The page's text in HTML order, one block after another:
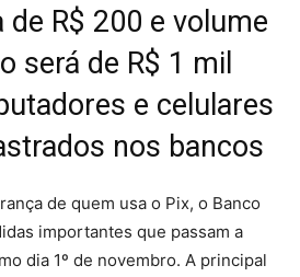
R$ 200 e volume
será de R$ 1 mil
e celulares
nos bancos
de quem usa o Pix, o Banco
importantes que passam a
dia 1º de novembro. A principal